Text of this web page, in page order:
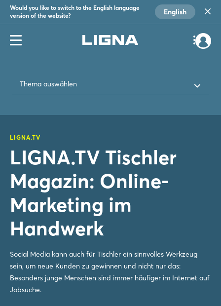
Would you like to switch to the English language
version of the website?
English
Thema auswählen
LIGNA.TV
LIGNA.TV Tischler
Magazin: Online-
Marketing im
Handwerk
Social Media kann auch für Tischler ein sinnvolles Werkzeug
sein, um neue Kunden zu gewinnen und nicht nur das:
Besonders junge Menschen sind immer häufiger im Internet auf
Jobsuche.